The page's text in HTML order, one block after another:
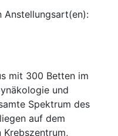
Anstellungsart(en):
mit 300 Betten im
und
Spektrum des
auf dem